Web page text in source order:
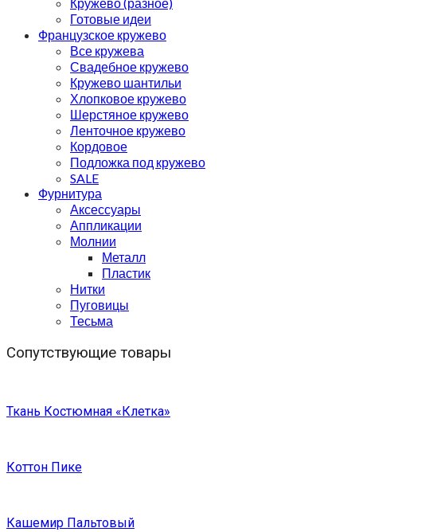
Готовые идеи
Французское кружево
Все кружева
Свадебное кружево
Кружево шантильи
Хлопковое кружево
Шерстяное кружево
Ленточное кружево
Кордовое
Подложка под кружево
SALE
Фурнитура
Аксессуары
Аппликации
Молнии
Металл
Пластик
Нитки
Пуговицы
Тесьма
Сопутствующие товары
Ткань Костюмная «Клетка»
Коттон Пике
Кашемир Пальтовый